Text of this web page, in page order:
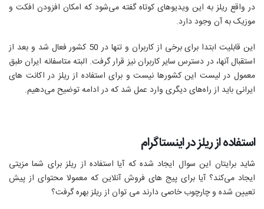
در واقع ریلز به این ویدیوهای کوتاه گفته می‌شود که امکان افزودن افکت و
موزیک به آن وجود دارد.
این قابلیت ابتدا برای برخی از کاربران و تنها در 50 کشور فعال شد و بعد از
استقبال آنها، در دسترس سایر کاربران نیز قرار گرفت. البته متاسفانه ایران طبق
معمول در لیست این کشورها نیست و برای استفاده از ریلز در اکانت های
ایرانی باید از راه‌های دیگری وارد عمل شد که در ادامه توضیح می‌دهیم.
استفاده از ریلز در اینستاگرام
شاید برایتان این سوال ایجاد شده که آیا استفاده از ریلز برای شما مزیتی
ایجاد می‌کند؟ آیا برای پیج های فروش آنلاین که معمولا محتوای از پیش
تعیین شده و چارچوب خاصی دارند می توان از ریلز بهره گرفت؟